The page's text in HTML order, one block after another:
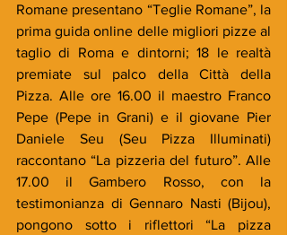
Romane presentano “Teglie Romane”, la
prima guida online delle migliori pizze al
taglio di Roma e dintorni; 18 le realtà
premiate sul palco della Città della
Pizza. Alle ore 16.00 il maestro Franco
Pepe (Pepe in Grani) e il giovane Pier
Daniele Seu (Seu Pizza Illuminati)
raccontano “La pizzeria del futuro”. Alle
17.00 il Gambero Rosso, con la
testimonianza di Gennaro Nasti (Bijou),
pongono sotto i riflettori “La pizza